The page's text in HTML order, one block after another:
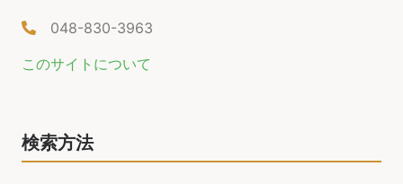
048-830-3963
このサイトについて
検索方法